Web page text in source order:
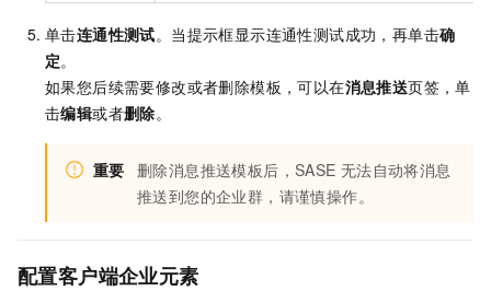
单击连通性测试。当提示框显示连通性测试成功，再单击确
定。
如果您后续需要修改或者删除模板，可以在消息推送页签，单
击编辑或者删除。
重要 删除消息推送模板后， SASE 无法自动将消息
推送到您的企业群，请谨慎操作。
配置客户端企业元素